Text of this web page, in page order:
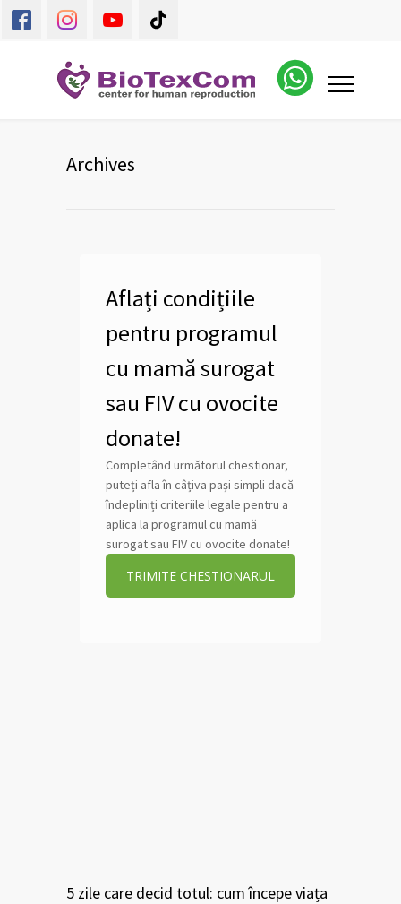
Archives
Aflați condițiile
pentru programul
cu mamă surogat
sau FIV cu ovocite
donate!
Completând următorul chestionar,
puteți afla în câțiva pași simpli dacă
îndepliniți criteriile legale pentru a
aplica la programul cu mamă
surogat sau FIV cu ovocite donate!
TRIMITE CHESTIONARUL
5 zile care decid totul: cum începe viața